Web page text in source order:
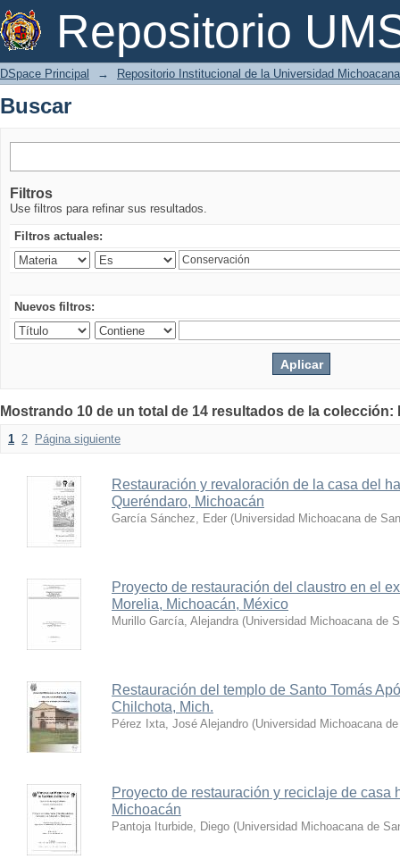
Repositorio
Buscar
DSpace Principal → Repositorio Institucional de la Universidad
Buscar
Filtros
Use filtros para refinar sus resultados.
Filtros actuales:
Nuevos filtros:
Mostrando 10 de un total de 14 resultados de la
1 2 Página siguiente
Restauración y revaloración de la casa del
Queréndaro, Michoacán
García Sánchez, Eder (Universidad Michoacana de
Proyecto de restauración del claustro en el
Morelia, Michoacán, México
Murillo García, Alejandra (Universidad Michoacana de
Restauración del templo de Santo Tomás
Chilchota, Mich.
Pérez Ixta, José Alejandro (Universidad Michoacana
Proyecto de restauración y reciclaje de casa
Michoacán
Pantoja Iturbide, Diego (Universidad Michoacana de